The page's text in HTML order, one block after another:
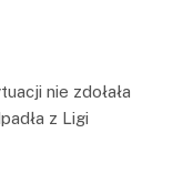
nie zdołała
z Ligi